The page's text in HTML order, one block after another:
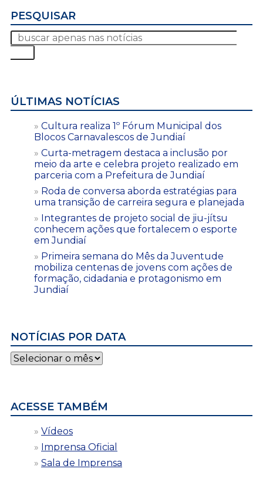
PESQUISAR
ÚLTIMAS NOTÍCIAS
Cultura realiza 1º Fórum Municipal dos
Blocos Carnavalescos de Jundiaí
Curta-metragem destaca a inclusão por
meio da arte e celebra projeto realizado em
parceria com a Prefeitura de Jundiaí
Roda de conversa aborda estratégias para
uma transição de carreira segura e planejada
Integrantes de projeto social de jiu-jítsu
conhecem ações que fortalecem o esporte
em Jundiaí
Primeira semana do Mês da Juventude
mobiliza centenas de jovens com ações de
formação, cidadania e protagonismo em
Jundiaí
NOTÍCIAS POR DATA
Notícias
por
ACESSE TAMBÉM
Vídeos
Imprensa Oficial
Sala de Imprensa